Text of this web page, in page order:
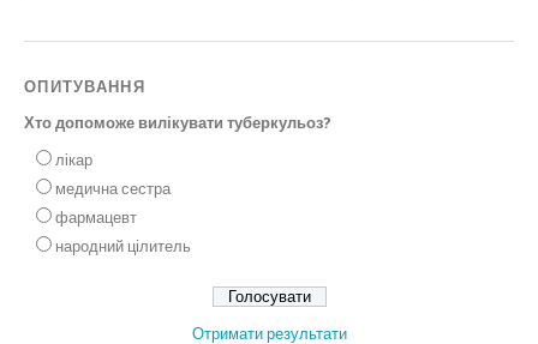
ОПИТУВАННЯ
Хто допоможе вилікувати туберкульоз?
лікар
медична сестра
фармацевт
народний цілитель
Отримати результати